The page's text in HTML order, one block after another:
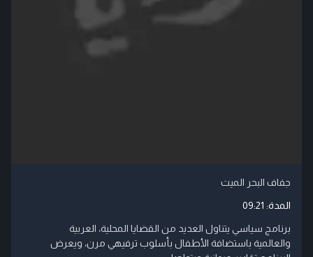
جفاف البحر الميت
المدة: 09:21
برنامج سياسي يتناول العديد من القضايا المحلية، العربية
والعالمية باستضافة الأطفال بأسلوب ترفيهي مرن، ويعرض